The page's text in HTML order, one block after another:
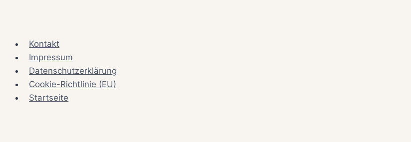
Kontakt
Impressum
Datenschutzerklärung
Cookie-Richtlinie (EU)
Startseite